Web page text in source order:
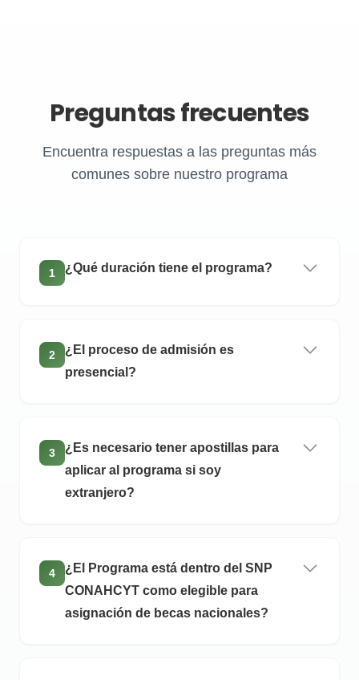
Preguntas frecuentes
Encuentra respuestas a las preguntas más
comunes sobre nuestro programa
1 ¿Qué duración tiene el programa?
2
¿El proceso de admisión es
presencial?
3
¿Es necesario tener apostillas para
aplicar al programa si soy
extranjero?
4
¿El Programa está dentro del SNP
CONAHCYT como elegible para
asignación de becas nacionales?